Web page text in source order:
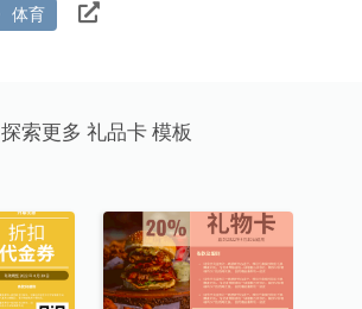
体育
探索更多 礼品卡 模板